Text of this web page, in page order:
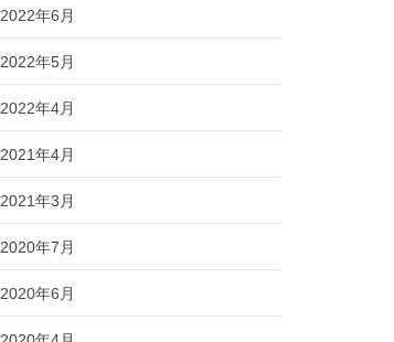
2022年6月
2022年5月
2022年4月
2021年4月
2021年3月
2020年7月
2020年6月